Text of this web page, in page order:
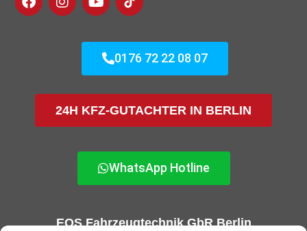
0176 72 22 08 07
24H KFZ-GUTACHTER IN BERLIN
WhatsApp Hotline
EOS Fahrzeugtechnik GbR Berlin